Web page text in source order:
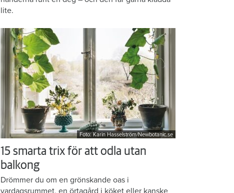
lite.
Foto: Karin Hasselström/Newbotanic.se
15 smarta trix för att odla utan
balkong
Drömmer du om en grönskande oas i
vardagsrummet, en örtagård i köket eller kanske